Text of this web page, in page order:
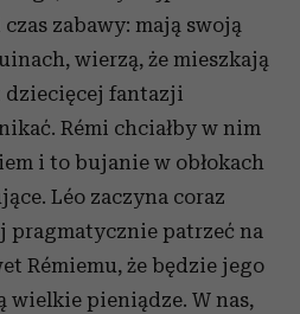
zabawy: mają swoją
wierzą, że mieszkają
dziecięcej fantazji
Rémi chciałby w nim
i to bujanie w obłokach
Léo zaczyna coraz
patrzeć na
Rémiemu, że będzie jego
wielkie pieniądze. W nas,